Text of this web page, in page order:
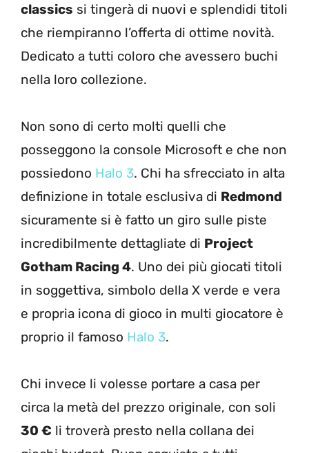
classics si tingerà di nuovi e splendidi titoli
che riempiranno l’offerta di ottime novità.
Dedicato a tutti coloro che avessero buchi
nella loro collezione.
Non sono di certo molti quelli che
posseggono la console Microsoft e che non
possiedono Halo 3. Chi ha sfrecciato in alta
definizione in totale esclusiva di Redmond
sicuramente si è fatto un giro sulle piste
incredibilmente dettagliate di Project
Gotham Racing 4. Uno dei più giocati titoli
in soggettiva, simbolo della X verde e vera
e propria icona di gioco in multi giocatore è
proprio il famoso Halo 3.
Chi invece li volesse portare a casa per
circa la metà del prezzo originale, con soli
30 € li troverà presto nella collana dei